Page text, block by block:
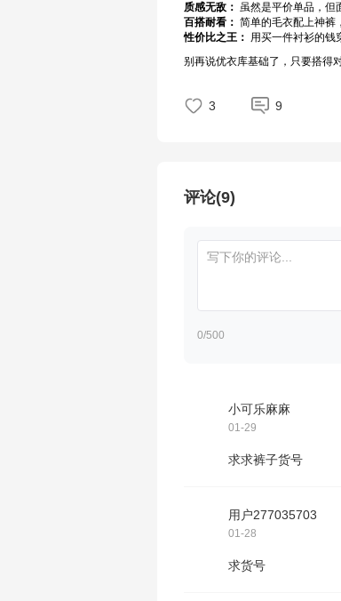
质感无敌： 虽然是平价单品，但
百搭耐看： 简单的毛衣配上神裤
性价比之王： 用买一件衬衫的钱
别再说优衣库基础了，只要搭得
3 9
评论(9)
0/500
小可乐麻麻
01-29
求求裤子货号
用户277035703
01-28
求货号